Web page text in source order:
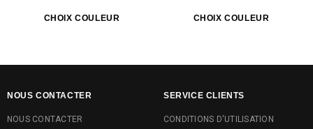
NOUS CONTACTER
NOUS CONTACTER
SERVICE CLIENTS
CONDITIONS D'UTILISATION